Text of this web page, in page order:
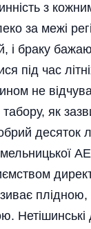
з
за межі
і браку
під час
не
як
десяток
Нетішинські